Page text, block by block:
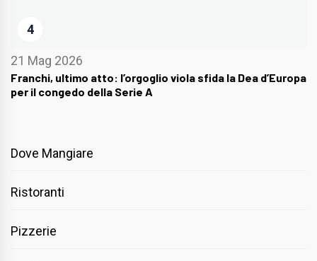
4
21 Mag 2026
Franchi, ultimo atto: l’orgoglio viola sfida la Dea d’Europa
per il congedo della Serie A
Dove Mangiare
Ristoranti
Pizzerie